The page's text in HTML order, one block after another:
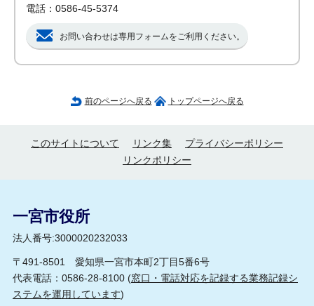
電話：0586-45-5374
お問い合わせは専用フォームをご利用ください。
前のページへ戻る トップページへ戻る
このサイトについて リンク集
プライバシーポリシー
リンクポリシー
一宮市役所
法人番号:3000020232033
〒491-8501 愛知県一宮市本町2丁目5番6号
代表電話：0586-28-8100 (窓口・電話対応を記録する業務記録シ
ステムを運用しています)